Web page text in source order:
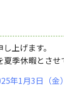
上げます。
季休暇とさせ
年1月3日（金）